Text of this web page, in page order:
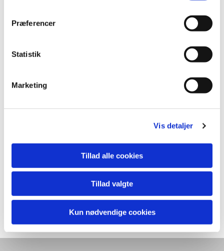
Præferencer
Statistik
Marketing
Vis detaljer
Tillad alle cookies
Tillad valgte
Kun nødvendige cookies